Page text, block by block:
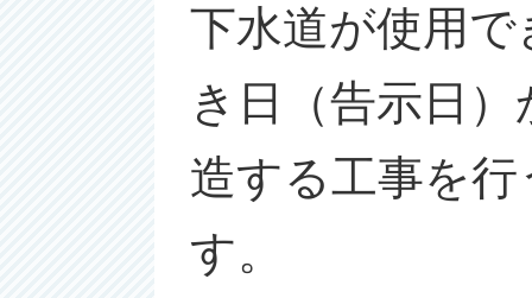
下水道が使用
き日（告示日
造する工事を
す。